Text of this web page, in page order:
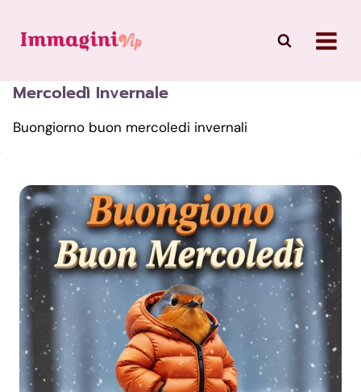
Mercoledì Invernale
Buongiorno buon mercoledi invernali